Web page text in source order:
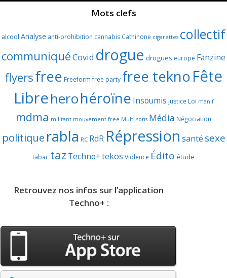
Mots clefs
alcool Analyse anti-prohibition cannabis Cathinone cigarettes collectif
communiquéCovid drogue drogues europe Fanzine
flyersfree Freeform free party free teknoFête
Libreherohéroïne Insoumis justice Loi manif
mdma militant mouvement free Multi-sons Média Négociation
politique rabla RC RdR Répression santé sexe
tabac taz Techno+tekos Violence Édito étude
Retrouvez nos infos sur l’application
Techno+ :